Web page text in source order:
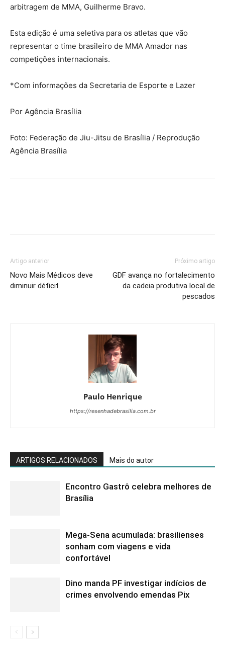
arbitragem de MMA, Guilherme Bravo.
Esta edição é uma seletiva para os atletas que vão
representar o time brasileiro de MMA Amador nas
competições internacionais.
*Com informações da Secretaria de Esporte e Lazer
Por Agência Brasília
Foto: Federação de Jiu-Jitsu de Brasília / Reprodução
Agência Brasília
Artigo anterior
Novo Mais Médicos deve
diminuir déficit
Próximo artigo
GDF avança no fortalecimento
da cadeia produtiva local de
pescados
Paulo Henrique
https://resenhadebrasilia.com.br
ARTIGOS RELACIONADOS Mais do autor
Encontro Gastrô celebra melhores de
Brasília
Mega-Sena acumulada: brasilienses
sonham com viagens e vida
confortável
Dino manda PF investigar indícios de
crimes envolvendo emendas Pix